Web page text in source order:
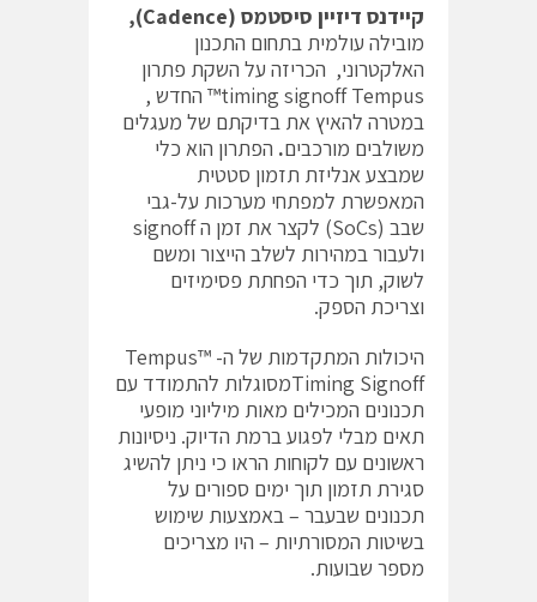
n
u
קיידנס דיזיין סיסטמס (Cadence
),
מובילה עולמית בתחום התכנון
האלקטרוני, הכריזה על השקת פתרון
timing signoff Tempus™ החדש ,
במטרה להאיץ את בדיקתם של מעגלים
משולבים מורכבים. הפתרון הוא כלי
שמבצע אנליזת תזמון סטטית
המאפשרת למפתחי מערכות על-גבי
שבב (SoCs) לקצר את זמן ה signoff
ולעבור במהירות לשלב הייצור ומשם
לשוק, תוך כדי הפחתת פסימיזים
וצריכת הספק.
היכולות המתקדמות של ה- Tempus™
Timing Signoffמסוגלות להתמודד עם
תכנונים המכילים מאות מיליוני מופעי
תאים מבלי לפגוע ברמת הדיוק. ניסיונות
ראשונים עם לקוחות הראו כי ניתן להשיג
סגירת תזמון תוך ימים ספורים על
תכנונים שבעבר – באמצעות שימוש
בשיטות המסורתיות – היו מצריכים
מספר שבועות.